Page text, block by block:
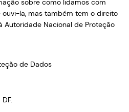
sobre como lidamos com
ouvi-la, mas também tem o direito
Autoridade Nacional de Proteção
de Dados